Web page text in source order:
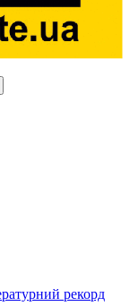
рекорд